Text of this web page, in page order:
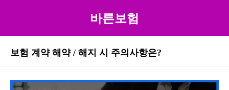
바른보험
보험 계약 해약 / 해지 시 주의사항은?
본문